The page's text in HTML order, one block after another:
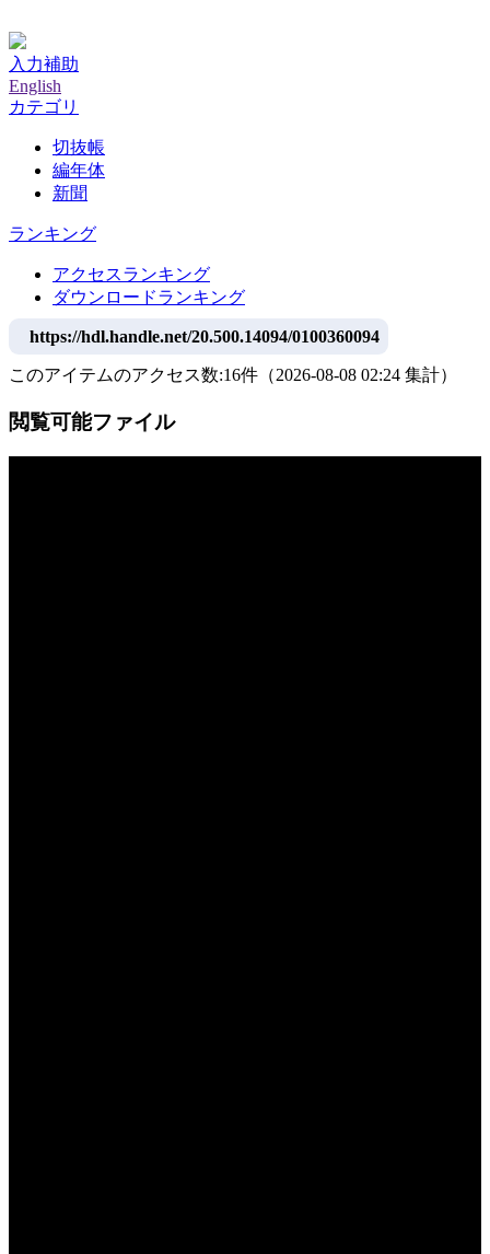
入力補助
English
カテゴリ
切抜帳
編年体
新聞
ランキング
アクセスランキング
ダウンロードランキング
https://hdl.handle.net/20.500.14094/0100360094
このアイテムのアクセス数:16件 （2026-08-08 02:24 集計）
閲覧可能ファイル